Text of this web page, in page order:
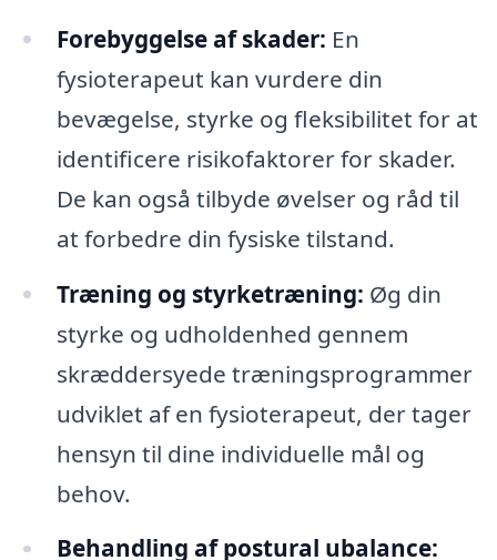
Forebyggelse af skader: En
fysioterapeut kan vurdere din
bevægelse, styrke og fleksibilitet for at
identificere risikofaktorer for skader.
De kan også tilbyde øvelser og råd til
at forbedre din fysiske tilstand.
Træning og styrketræning: Øg din
styrke og udholdenhed gennem
skræddersyede træningsprogrammer
udviklet af en fysioterapeut, der tager
hensyn til dine individuelle mål og
behov.
Behandling af postural ubalance: